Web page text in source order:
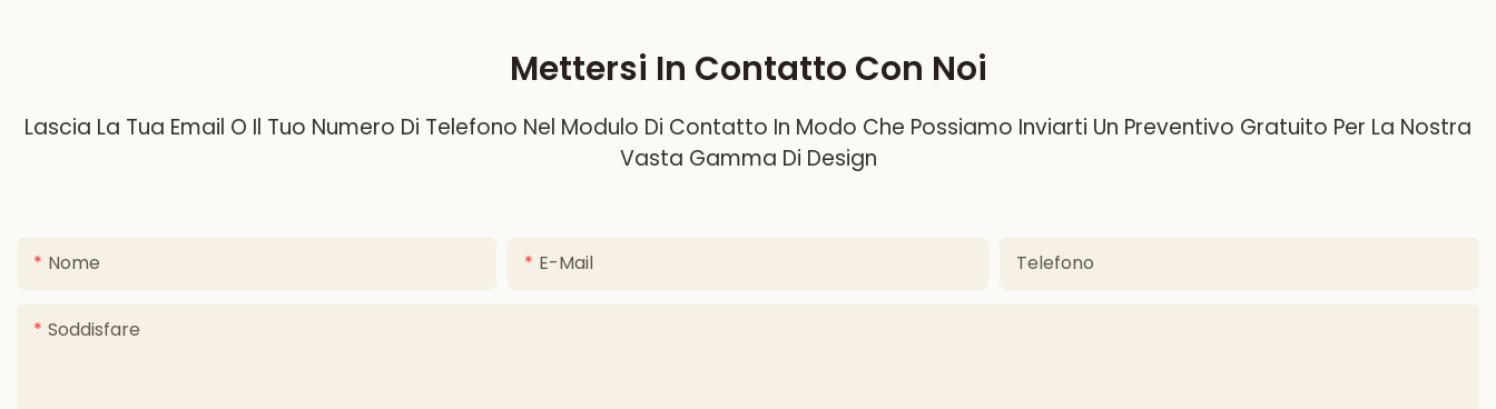
Mettersi In Contatto Con Noi
Lascia La Tua Email O Il Tuo Numero Di Telefono Nel Modulo Di Contatto In Modo Che Possiamo Inviarti Un Preventivo Gratuito Per La Nostra
Vasta Gamma Di Design
Nome E-Mail Telefono
Soddisfare